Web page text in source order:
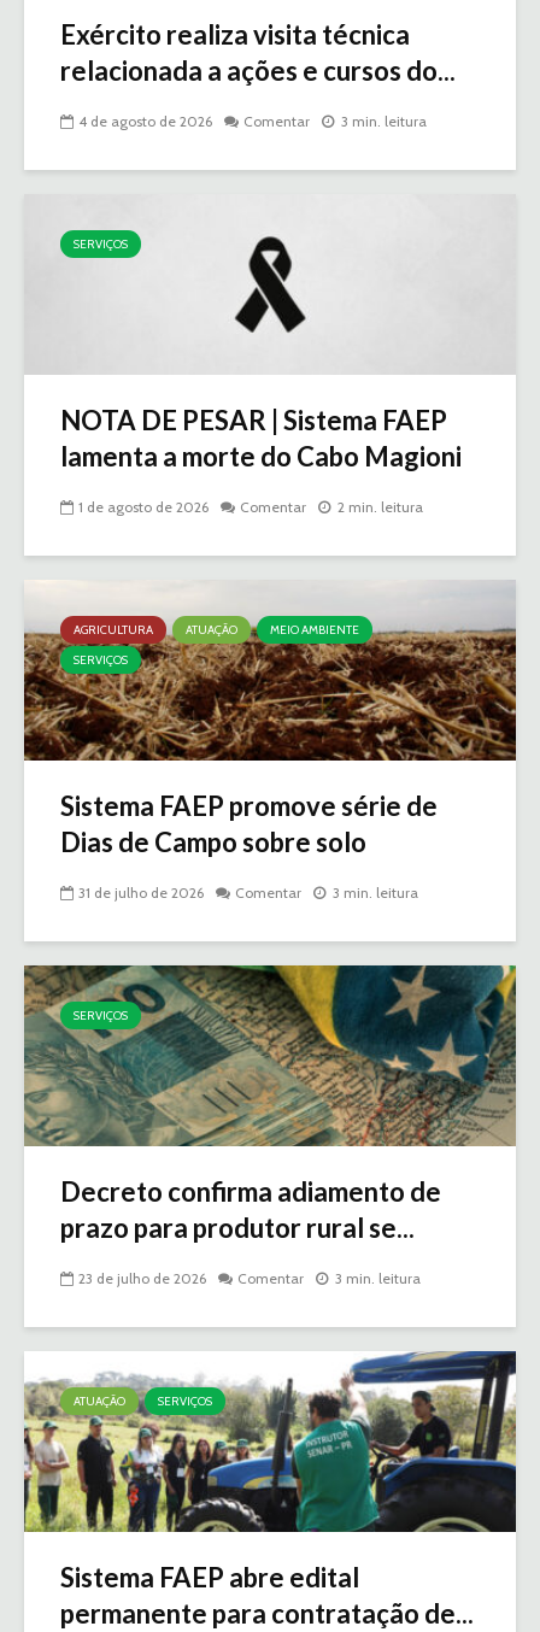
Exército realiza visita técnica
relacionada a ações e cursos do...
4 de agosto de 2026 Comentar 3 min. leitura
SERVIÇOS
NOTA DE PESAR | Sistema FAEP
lamenta a morte do Cabo Magioni
1 de agosto de 2026 Comentar 2 min. leitura
AGRICULTURA ATUAÇÃO
MEIO AMBIENTE
SERVIÇOS
Sistema FAEP promove série de
Dias de Campo sobre solo
31 de julho de 2026 Comentar 3 min. leitura
SERVIÇOS
Decreto confirma adiamento de
prazo para produtor rural se...
23 de julho de 2026 Comentar 3 min. leitura
ATUAÇÃO SERVIÇOS
Sistema FAEP abre edital
permanente para contratação de...